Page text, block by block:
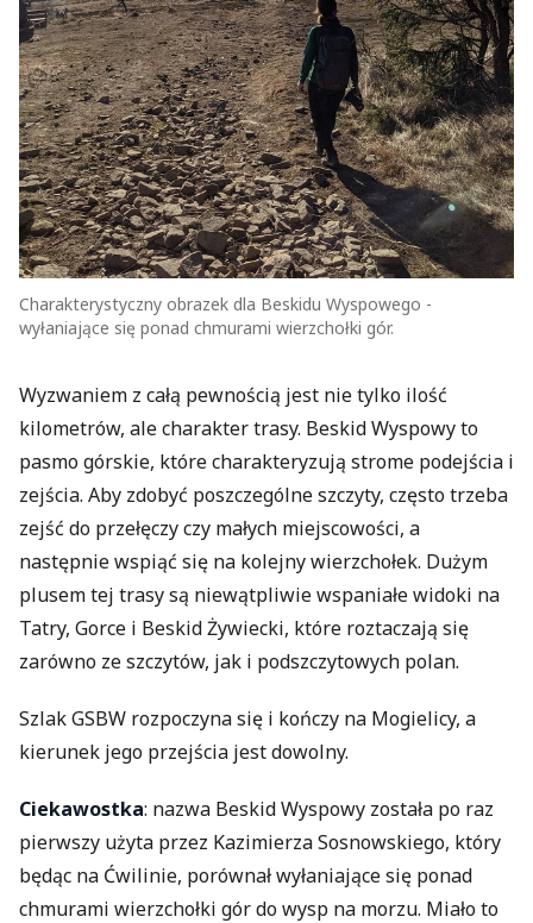
Charakterystyczny obrazek dla Beskidu Wyspowego -
wyłaniające się ponad chmurami wierzchołki gór.
Wyzwaniem z całą pewnością jest nie tylko ilość
kilometrów, ale charakter trasy. Beskid Wyspowy to
pasmo górskie, które charakteryzują strome podejścia i
zejścia. Aby zdobyć poszczególne szczyty, często trzeba
zejść do przełęczy czy małych miejscowości, a
następnie wspiąć się na kolejny wierzchołek. Dużym
plusem tej trasy są niewątpliwie wspaniałe widoki na
Tatry, Gorce i Beskid Żywiecki, które roztaczają się
zarówno ze szczytów, jak i podszczytowych polan.
Szlak GSBW rozpoczyna się i kończy na Mogielicy, a
kierunek jego przejścia jest dowolny.
Ciekawostka: nazwa Beskid Wyspowy została po raz
pierwszy użyta przez Kazimierza Sosnowskiego, który
będąc na Ćwilinie, porównał wyłaniające się ponad
chmurami wierzchołki gór do wysp na morzu. Miało to